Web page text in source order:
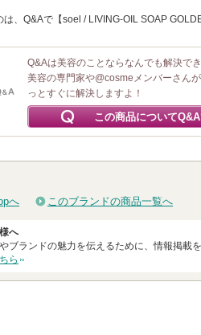
、Q&Aで【soel / LIVING-OIL SOAP
Q&Aは美容のことならなんでも解決で
美容の専門家や@cosmeメンバーさん
っとすぐに解決しますよ！
この商品について
へ このブランドの商品一覧へ
へ
ブランドの魅力を伝えるために、情報掲載
ら